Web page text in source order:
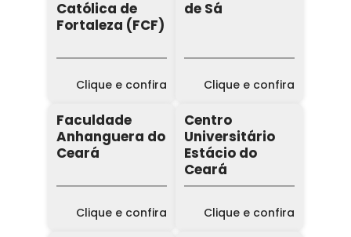
Católica de
Fortaleza (FCF)
Clique e confira
de Sá
Clique e confira
Faculdade
Anhanguera do
Ceará
Clique e confira
Centro
Universitário
Estácio do
Ceará
Clique e confira